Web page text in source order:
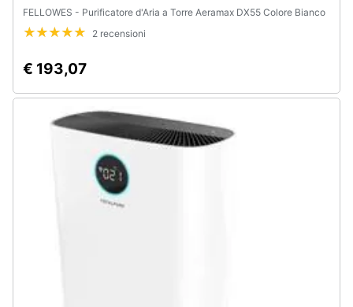
FELLOWES - Purificatore d'Aria a Torre Aeramax DX55 Colore Bianco
2 recensioni
€ 193,07